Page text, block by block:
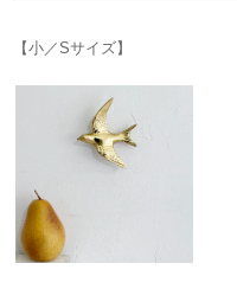
【小／Sサイズ】